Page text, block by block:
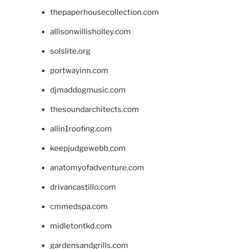
thepaperhousecollection.com
allisonwillisholley.com
solslite.org
portwayinn.com
djmaddogmusic.com
thesoundarchitects.com
allin1roofing.com
keepjudgewebb.com
anatomyofadventure.com
drivancastillo.com
cmmedspa.com
midletontkd.com
gardensandgrills.com